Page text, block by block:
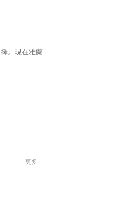
。現在雅蘭
更多